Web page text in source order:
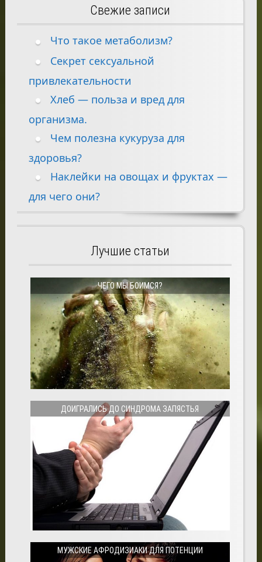
Свежие записи
Что такое метаболизм?
Секрет сексуальной
привлекательности
Хлеб — польза и вред для
организма.
Чем полезна кукуруза для
здоровья?
Наклейки на овощах и фруктах —
для чего они?
Лучшие статьи
ЧЕГО МЫ БОИМСЯ?
ДОИГРАЛИСЬ ДО СИНДРОМА ЗАПЯСТЬЯ
МУЖСКИЕ АФРОДИЗИАКИ ДЛЯ ПОТЕНЦИИ